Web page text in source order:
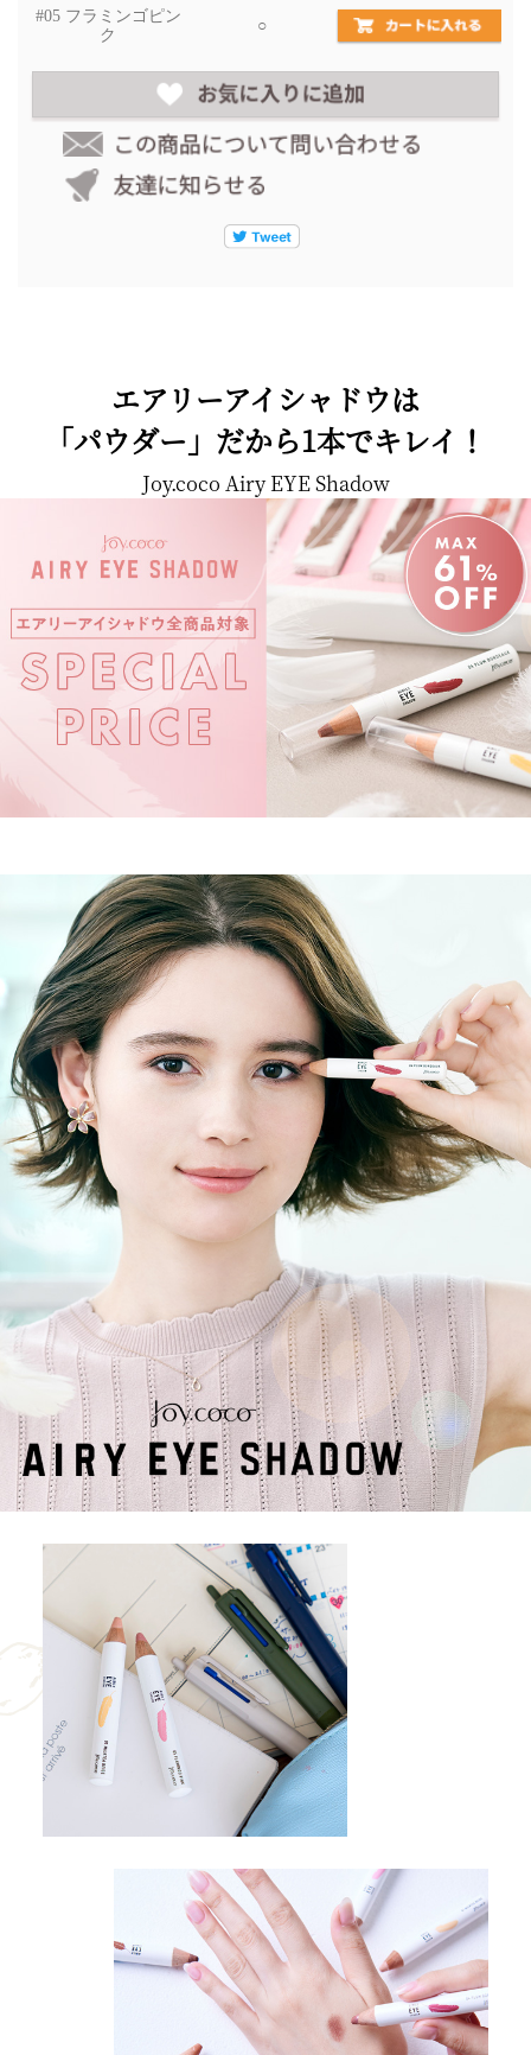
#05 フラミンゴピン
ク
○
エアリーアイシャドウは
「パウダー」だから1本でキレイ！
Joy.coco Airy EYE Shadow